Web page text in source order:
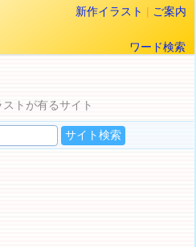
新作イラスト | ご案内
ワード検索
トが有るサイト